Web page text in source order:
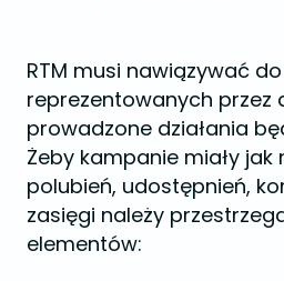
RTM musi nawiązywać
reprezentowanych przez
prowadzone działania
Żeby kampanie miały jak
polubień, udostępnień,
zasięgi należy
elementów: